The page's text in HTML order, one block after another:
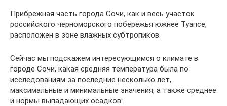
Прибрежная часть города Сочи, как и весь участок
российского черноморского побережья южнее Туапсе,
расположен в зоне влажных субтропиков.
Сейчас мы подскажем интересующимся о климате в
городе Сочи, какая средняя температура была по
исследованиям за последние несколько лет,
максимальные и минимальные значения, а также среднее
и нормы выпадающих осадков: